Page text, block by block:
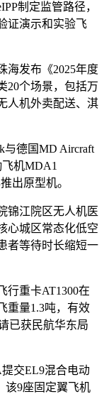
制定监管路径，
证演示和实验飞
海发布《2025年度
20个场景，包括万
人机外卖配送、淇
与德国MD Aircraft
机MDA1
出原型机。
锦江院区无人机医
心城区常态化低空
者等待时长缩短一
行重卡AT1300在
重量1.3吨，有效
已获民航华东局
提交EL9混合电动
该9座固定翼飞机